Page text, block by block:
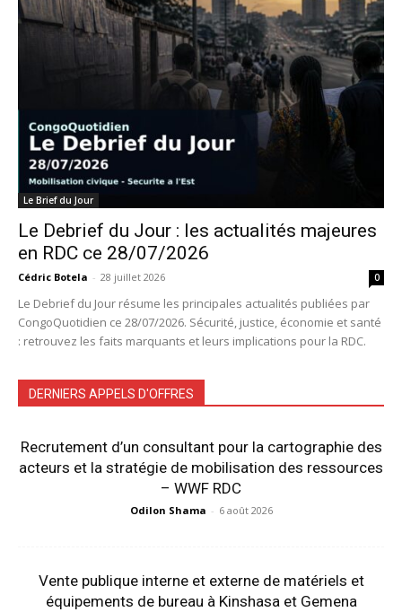
Le Brief du Jour
Le Debrief du Jour : les actualités majeures
en RDC ce 28/07/2026
Cédric Botela - 28 juillet 2026 0
Le Debrief du Jour résume les principales actualités publiées par
CongoQuotidien ce 28/07/2026. Sécurité, justice, économie et santé
: retrouvez les faits marquants et leurs implications pour la RDC.
DERNIERS APPELS D'OFFRES
Recrutement d’un consultant pour la cartographie des
acteurs et la stratégie de mobilisation des ressources
– WWF RDC
Odilon Shama - 6 août 2026
Vente publique interne et externe de matériels et
équipements de bureau à Kinshasa et Gemena